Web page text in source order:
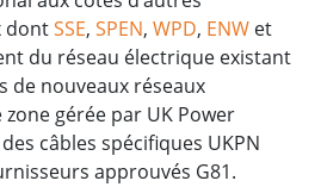
dontSSE, SPEN, WPD, ENW et
du réseau électrique existant
de nouveaux réseaux
gérée par UK Power
câbles spécifiques UKPN
approuvés G81.